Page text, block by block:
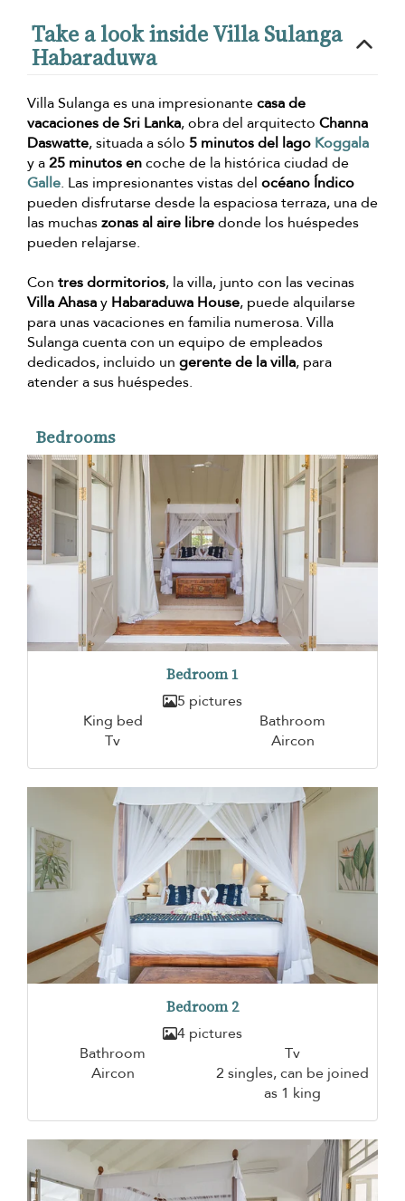
Take a look inside Villa Sulanga
Habaraduwa
Villa Sulanga es una impresionantecasa de
vacaciones de Sri Lanka, obra del arquitecto Channa
Daswatte, situada a sólo 5 minutosdel lago Koggala
y a25 minutos encoche de la histórica ciudad de
Galle. Las impresionantes vistas del océano Índico
pueden disfrutarse desde la espaciosa terraza, una de
las muchaszonas al aire libredonde los huéspedes
pueden relajarse.
Con tres dormitorios, la villa, junto con las vecinas
Villa Ahasay Habaraduwa House, puede alquilarse
para unas vacaciones en familia numerosa. Villa
Sulanga cuenta con un equipo de empleados
dedicados, incluido un gerente de la villa, para
atender a sus huéspedes.
Bedrooms
Bedroom 1
5 pictures
King bed
Bathroom
Tv
Aircon
Bedroom 2
4 pictures
Bathroom
Tv
Aircon
2 singles, can be joined
as 1 king